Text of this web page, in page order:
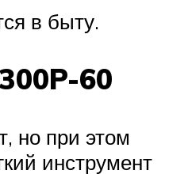
в быту.
60
но при этом
инструмент